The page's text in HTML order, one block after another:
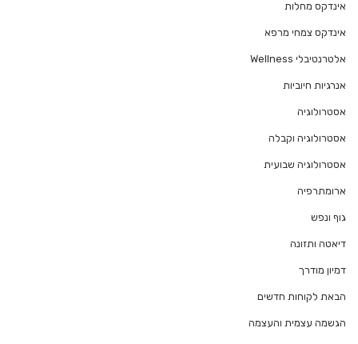
אינדקס מחלות
אינדקס צמחי מרפא
אלטרנטיבלי Wellness
אנרגיות חיוביות
אסטרולוגיה
אסטרולוגיה וקבלה
אסטרולוגיה שבועית
ארומתרפיה
גוף ונפש
דיאטה ותזונה
דמיון מודרך
הבאת לקוחות חדשים
הגשמה עצמית והעצמה